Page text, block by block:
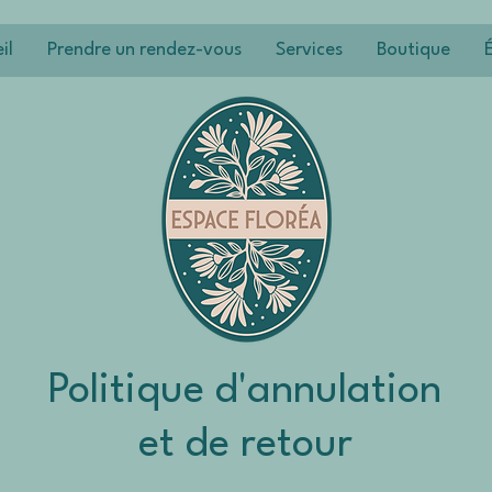
Prendre un rendez-vous Services Boutique
Politique d'annulation
et de retour